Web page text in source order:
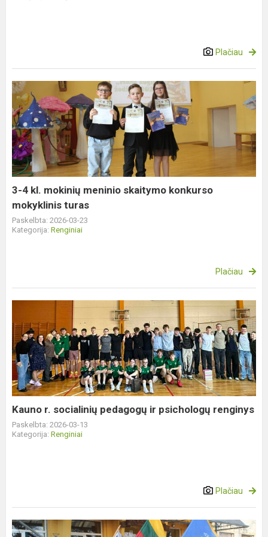
Plačiau
3-
4
kl.
mokinių
meninio
skaitymo
konkurso
mokyklinis
turas
3-4 kl. mokinių meninio skaitymo konkurso
mokyklinis turas
Paskelbta: 2026-03-23
Kategorija: Renginiai
Plačiau
r.
socialinių
pedagogų
ir
psichologų
renginys
Kauno r. socialinių pedagogų ir psichologų renginys
Paskelbta: 2026-03-13
Kategorija: Renginiai
Plačiau
Kovo